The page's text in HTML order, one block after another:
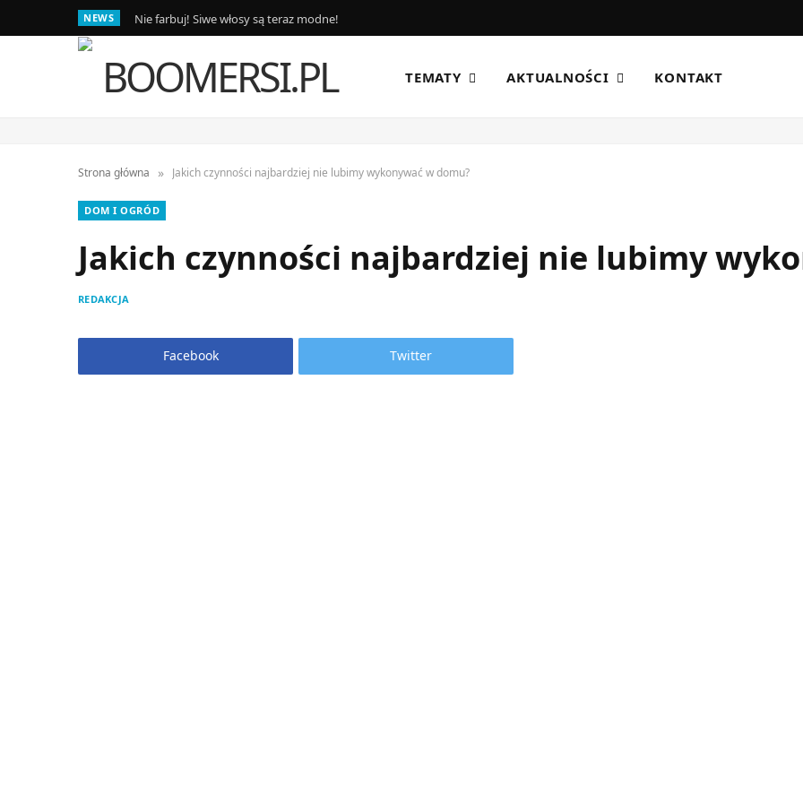
NEWS Nie farbuj! Siwe włosy są teraz modne!
TEMATY AKTUALNOŚCI KONTAKT
Strona główna » Jakich czynności najbardziej nie lubimy wykonywać w domu?
DOM I OGRÓD
Jakich czynności najbardziej nie lubimy
REDAKCJA
Facebook Twitter